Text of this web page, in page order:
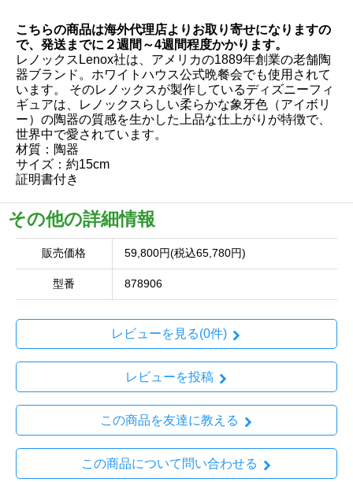
こちらの商品は海外代理店よりお取り寄せになりますの
で、発送までに２週間～4週間程度かかります。
レノックスLenox社は、アメリカの1889年創業の老舗陶
器ブランド。ホワイトハウス公式晩餐会でも使用されて
います。 そのレノックスが製作しているディズニーフィ
ギュアは、レノックスらしい柔らかな象牙色（アイボリ
ー）の陶器の質感を生かした上品な仕上がりが特徴で、
世界中で愛されています。
材質：陶器
サイズ：約15cm
証明書付き
その他の詳細情報
販売価格 59,800円(税込65,780円)
型番 878906
レビューを見る(0件)
レビューを投稿
この商品を友達に教える
この商品について問い合わせる